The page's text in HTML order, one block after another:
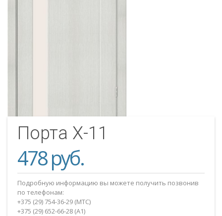
Порта Х-11
478 руб.
Подробную информацию вы можете получить позвонив
по телефонам:
+375 (29) 754-36-29 (MTC)
+375 (29) 652-66-28 (А1)